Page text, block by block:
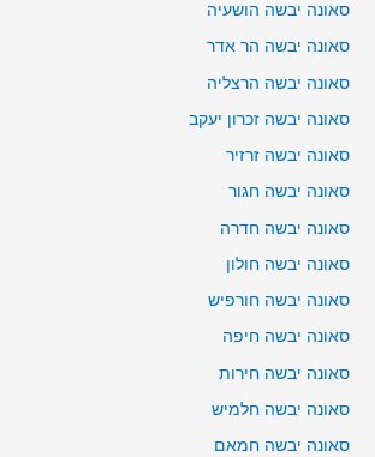
סאונה יבשה הושעיה
סאונה יבשה הר אדר
סאונה יבשה הרצליה
סאונה יבשה זכרון יעקב
סאונה יבשה זרזיר
סאונה יבשה חגור
סאונה יבשה חדרה
סאונה יבשה חולון
סאונה יבשה חורפיש
סאונה יבשה חיפה
סאונה יבשה חירות
סאונה יבשה חלמיש
סאונה יבשה חמאם